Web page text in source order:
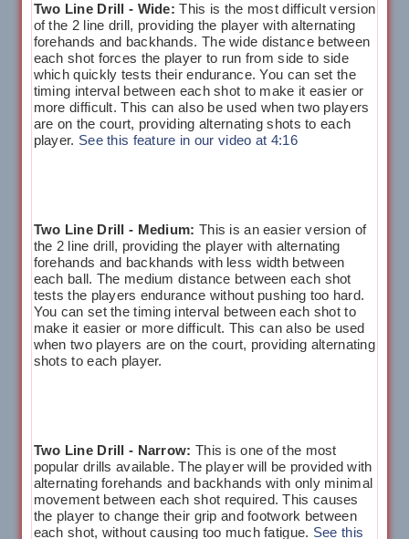
Two Line Drill - Wide: This is the most difficult version
of the 2 line drill, providing the player with alternating
forehands and backhands. The wide distance between
each shot forces the player to run from side to side
which quickly tests their endurance. You can set the
timing interval between each shot to make it easier or
more difficult. This can also be used when two players
are on the court, providing alternating shots to each
player. See this feature in our video at 4:16
Two Line Drill - Medium: This is an easier version of
the 2 line drill, providing the player with alternating
forehands and backhands with less width between
each ball. The medium distance between each shot
tests the players endurance without pushing too hard.
You can set the timing interval between each shot to
make it easier or more difficult. This can also be used
when two players are on the court, providing alternating
shots to each player.
Two Line Drill - Narrow: This is one of the most
popular drills available. The player will be provided with
alternating forehands and backhands with only minimal
movement between each shot required. This causes
the player to change their grip and footwork between
each shot, without causing too much fatigue. See this